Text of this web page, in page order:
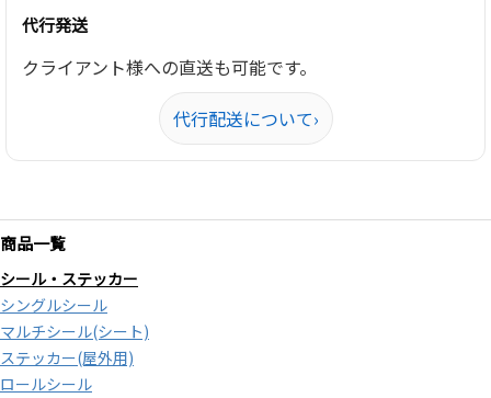
代行発送
クライアント様への直送も可能です。
代行配送について›
商品一覧
シール・ステッカー
シングルシール
マルチシール(シート)
ステッカー(屋外用)
ロールシール